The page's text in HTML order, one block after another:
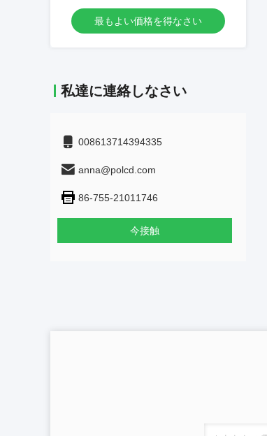
コンピューター モニター
最もよい価格を得なさい
私達に連絡しなさい
008613714394335
anna@polcd.com
86-755-21011746
今接触